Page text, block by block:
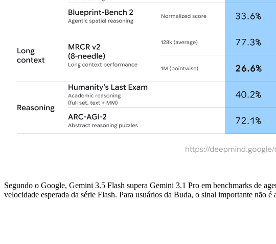
Segundo o Google, Gemini 3.5 Flash supera Gemini 3.1 Pro em benchmarks de
velocidade esperada da série Flash. Para usuários da Buda, o sinal importante não